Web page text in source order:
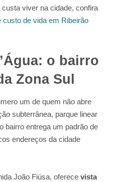
viver na cidade, confira
custo de vida em Ribeirão
o bairro
Zona Sul
um de quem não abre
subterrânea, parque linear
bairro entrega um padrão de
endereços da cidade
João Fiúsa, oferece vista